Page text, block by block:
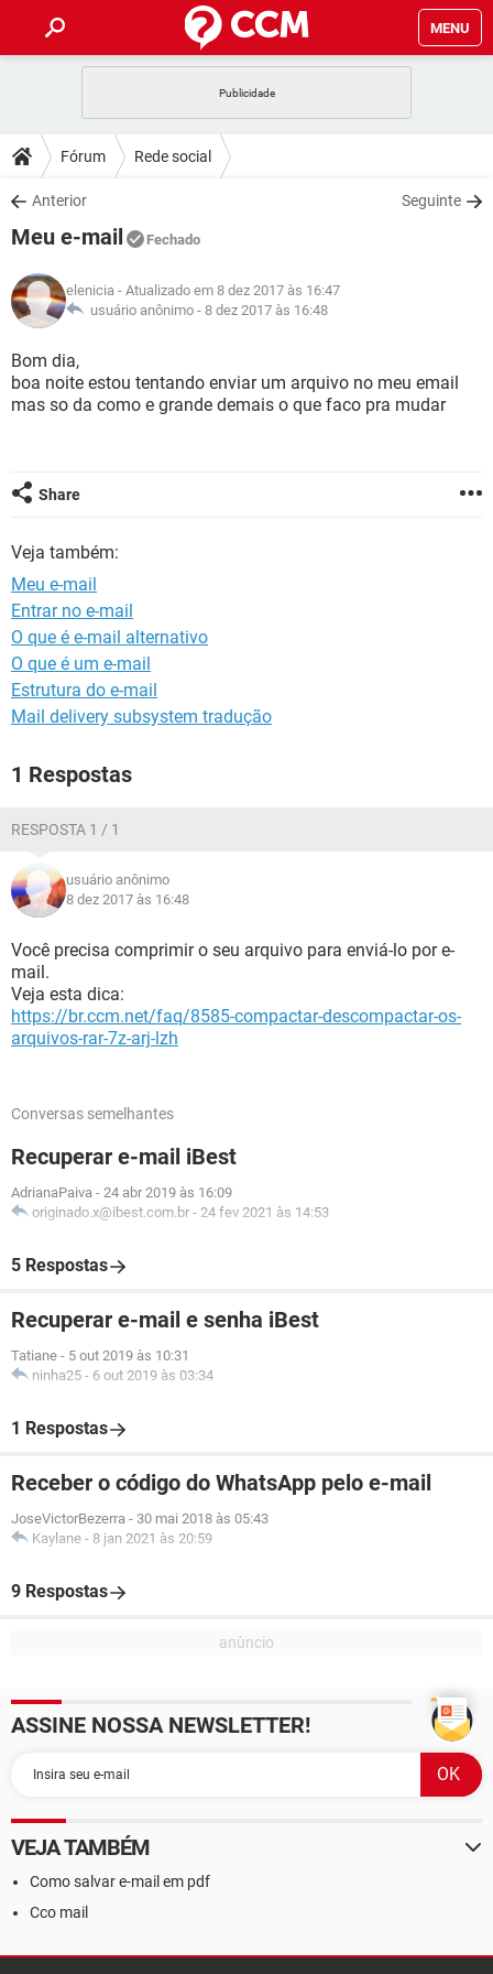
MENU
CELULAR
OUTLOOK
INSTAGRAM
GUIA DE COMPRAS
DICAS
JOGOS
INSTAGRAM GMAIL
GUIA DE COMPRAS
DOWNLOADS
JOGOS
CELULAR
OUTLOOK EXCEL
INSTAGRAM
GUIA DE COMPRAS
JOGOS WHATSAPP
CELULAR
OUTLOOK
INSTAGRAM GMAIL
GLOSSÁRIO
JOGOS
CELULAR FACEBOOK
GUIA DE COMPRAS
Fórum Rede social
Anterior Seguinte
Meu e-mail Fechado
elenicia - Atualizado em 8 dez 2017 às 16:47
usuário anônimo - 8 dez 2017 às 16:48
Bom dia,
boa noite estou tentando enviar um arquivo no meu email
mas so da como e grande demais o que faco pra mudar
Share
Veja também:
Meu e-mail
Entrar no e-mail
O que é e-mail alternativo
O que é um e-mail
Estrutura do e-mail
Mail delivery subsystem tradução
1 Respostas
RESPOSTA 1 / 1
usuário anônimo
8 dez 2017 às 16:48
Você precisa comprimir o seu arquivo para enviá-lo por e-
mail.
Veja esta dica:
https://br.ccm.net/faq/8585-compactar-descompactar-os-
arquivos-rar-7z-arj-lzh
Conversas semelhantes
Recuperar e-mail iBest
AdrianaPaiva - 24 abr 2019 às 16:09
originado.x@ibest.com.br - 24 fev 2021 às 14:53
5 Respostas
Recuperar e-mail e senha iBest
Tatiane - 5 out 2019 às 10:31
ninha25 - 6 out 2019 às 03:34
1 Respostas
Receber o código do WhatsApp pelo e-mail
JoseVictorBezerra - 30 mai 2018 às 05:43
Kaylane - 8 jan 2021 às 20:59
9 Respostas
ASSINE NOSSA NEWSLETTER!
VEJA TAMBÉM
Como salvar e-mail em pdf
Cco mail